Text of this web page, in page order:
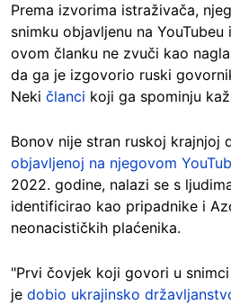
Prema izvorima istraživača,
snimku objavljenu na
ovom članku ne zvuči kao
da ga je izgovorio ruski
Neki članci koji ga spominju
Bonov nije stran ruskoj krajnjoj
objavljenoj na njegovom
2022. godine, nalazi se s
identificirao kao pripadnike i
neonacističkih plaćenika.
"Prvi čovjek koji govori u
je dobio ukrajinsko